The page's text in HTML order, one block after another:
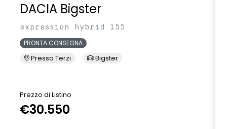
DACIA Bigster
expression hybrid 155
PRONTA CONSEGNA
Presso Terzi Bigster
Prezzo di Listino
€30.550